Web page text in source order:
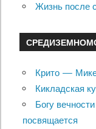
Жизнь после
Крито —
Кикладская
Богу
посвящается